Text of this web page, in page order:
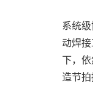
系统
动焊
下，
造节拍